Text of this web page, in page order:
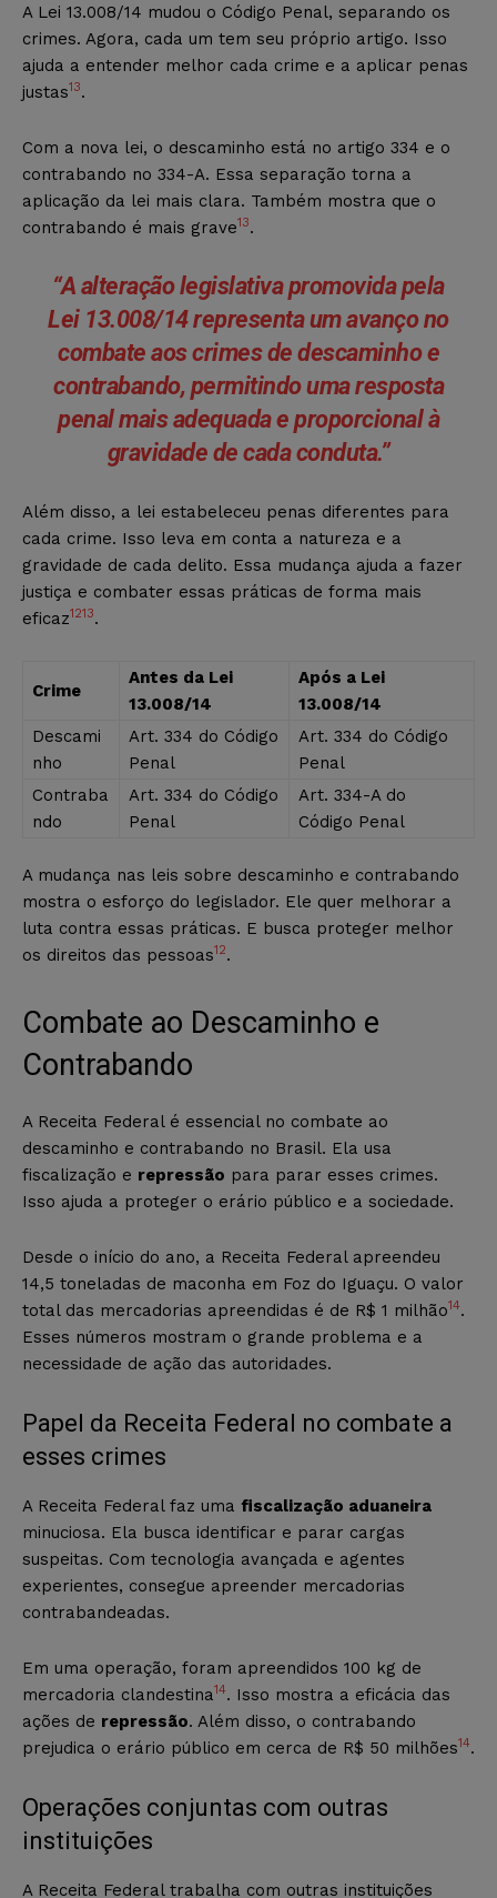
A Lei 13.008/14 mudou o Código Penal, separando os
crimes. Agora, cada um tem seu próprio artigo. Isso
ajuda a entender melhor cada crime e a aplicar penas
justas13.
Com a nova lei, o descaminho está no artigo 334 e o
contrabando no 334-A. Essa separação torna a
aplicação da lei mais clara. Também mostra que o
contrabando é mais grave13.
“A alteração legislativa promovida pela
Lei 13.008/14 representa um avanço no
combate aos crimes de descaminho e
contrabando, permitindo uma resposta
penal mais adequada e proporcional à
gravidade de cada conduta.”
Além disso, a lei estabeleceu penas diferentes para
cada crime. Isso leva em conta a natureza e a
gravidade de cada delito. Essa mudança ajuda a fazer
justiça e combater essas práticas de forma mais
eficaz1213.
Crime
Antes da Lei
13.008/14
Após a Lei
13.008/14
Descami
nho
Art. 334 do Código
Penal
Art. 334 do Código
Penal
Contraba
ndo
Art. 334 do Código
Penal
Art. 334-A do
Código Penal
A mudança nas leis sobre descaminho e contrabando
mostra o esforço do legislador. Ele quer melhorar a
luta contra essas práticas. E busca proteger melhor
os direitos das pessoas12.
Combate ao Descaminho e
Contrabando
A Receita Federal é essencial no combate ao
descaminho e contrabando no Brasil. Ela usa
fiscalização e repressão para parar esses crimes.
Isso ajuda a proteger o erário público e a sociedade.
Desde o início do ano, a Receita Federal apreendeu
14,5 toneladas de maconha em Foz do Iguaçu. O valor
total das mercadorias apreendidas é de R$ 1 milhão14.
Esses números mostram o grande problema e a
necessidade de ação das autoridades.
Papel da Receita Federal no combate a
esses crimes
A Receita Federal faz uma fiscalização aduaneira
minuciosa. Ela busca identificar e parar cargas
suspeitas. Com tecnologia avançada e agentes
experientes, consegue apreender mercadorias
contrabandeadas.
Em uma operação, foram apreendidos 100 kg de
mercadoria clandestina14. Isso mostra a eficácia das
ações de repressão. Além disso, o contrabando
prejudica o erário público em cerca de R$ 50 milhões14.
Operações conjuntas com outras
instituições
A Receita Federal trabalha com outras instituições